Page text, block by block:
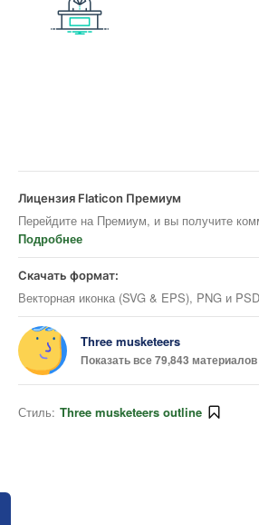
Лицензия Flaticon Премиум
Перейдите на Премиум, и вы получите
Подробнее
Скачать формат:
Векторная иконка (SVG & EPS), PNG и PSD
Three musketeers
Показать все 79,843 материалов
Стиль: Three musketeers outline